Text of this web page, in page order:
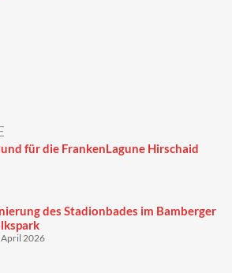
für die FrankenLagune Hirschaid
des Stadionbades im Bamberger
2026